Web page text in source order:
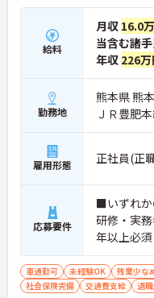
給料
月収 16.0
当含む諸手
年収 226万
勤務地
熊本県 熊
ＪＲ豊肥
雇用形態 正社員(正
応募要件
■いずれ
研修・実
年以上必須
車通勤可 未経験OK 残業少な
社会保険完備
交通費支給 退